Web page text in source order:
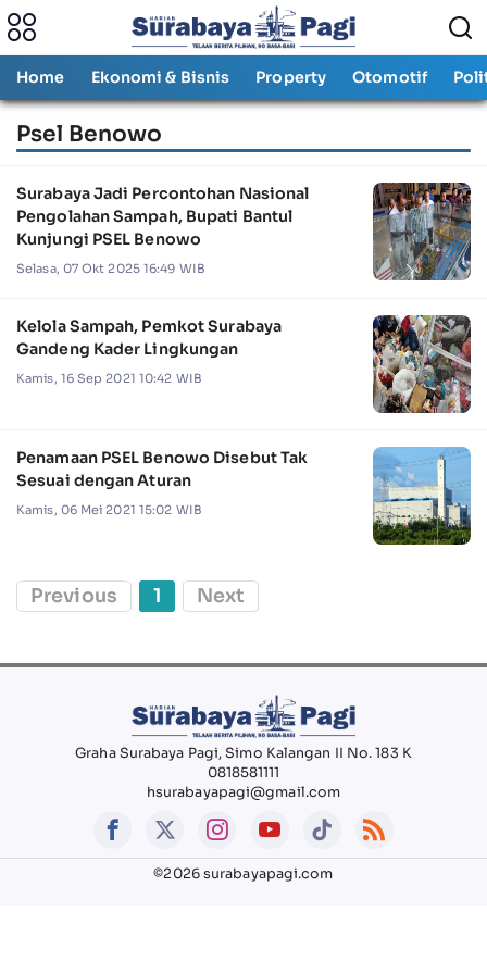
Home Ekonomi & Bisnis Property Otomotif
Psel Benowo
Surabaya Jadi Percontohan Nasional
Pengolahan Sampah, Bupati Bantul
Kunjungi PSEL Benowo
Selasa, 07 Okt 2025 16:49 WIB
Kelola Sampah, Pemkot Surabaya
Gandeng Kader Lingkungan
Kamis, 16 Sep 2021 10:42 WIB
Penamaan PSEL Benowo Disebut Tak
Sesuai dengan Aturan
Kamis, 06 Mei 2021 15:02 WIB
Previous 1 Next
Graha Surabaya Pagi, Simo Kalangan II No. 183 K
0818581111
hsurabayapagi@gmail.com
©2026 surabayapagi.com